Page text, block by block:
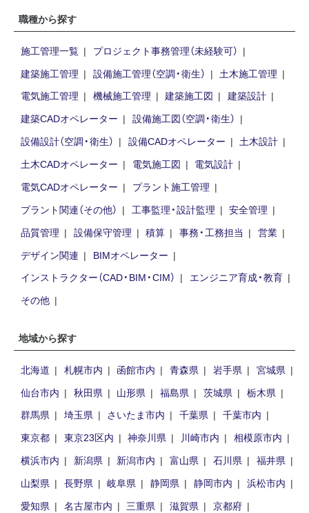
職種から探す
施工管理一覧
プロジェクト事務管理（未経験可）
建築施工管理
設備施工管理（空調・衛生）
土木施工管理
電気施工管理
機械施工管理 建築施工図
建築設計
建築CADオペレーター
設備施工図（空調・衛生）
設備設計（空調・衛生）
設備CADオペレーター
土木設計
土木CADオペレーター
電気施工図
電気設計
電気CADオペレーター
プラント施工管理
プラント関連（その他）
工事監理・設計監理
安全管理
品質管理
設備保守管理 積算 事務・工務担当
営業
デザイン関連
BIMオペレーター
インストラクター（CAD・BIM・CIM）
エンジニア育成・教育
その他
地域から探す
北海道 札幌市内 函館市内 青森県 岩手県
宮城県
仙台市内
秋田県 山形県 福島県 茨城県
栃木県
群馬県
埼玉県 さいたま市内 千葉県
千葉市内
東京都
東京23区内 神奈川県 川崎市内
相模原市内
横浜市内
新潟県 新潟市内 富山県 石川県
福井県
山梨県
長野県 岐阜県 静岡県 静岡市内
浜松市内
愛知県
名古屋市内 三重県 滋賀県
京都府